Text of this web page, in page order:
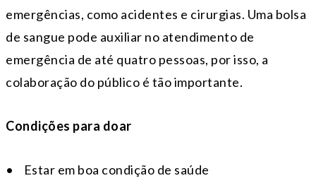
emergências, como acidentes e cirurgias. Uma bolsa
de sangue pode auxiliar no atendimento de
emergência de até quatro pessoas, por isso, a
colaboração do público é tão importante.
Condições para doar
• Estar em boa condição de saúde